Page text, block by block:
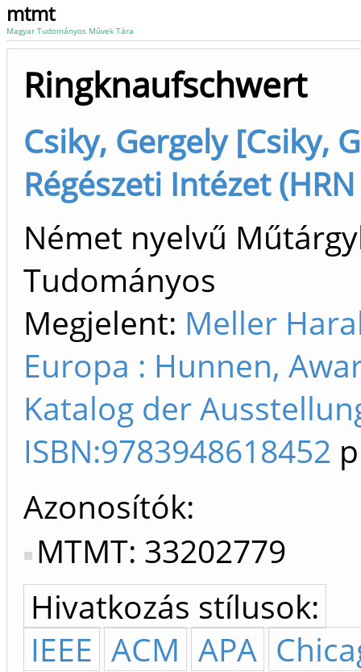
mtmt
Magyar Tudományos Művek Tára
Ringknaufschwert
Csiky, Gergely [Csiky,
Régészeti Intézet (HRN
Német nyelvű
Tudományos
Megjelent: Meller
Europa : Hunnen,
Katalog der
ISBN:9783948618452
Azonosítók
MTMT: 33202779
Hivatkozás stílusok:
IEEE ACM APA